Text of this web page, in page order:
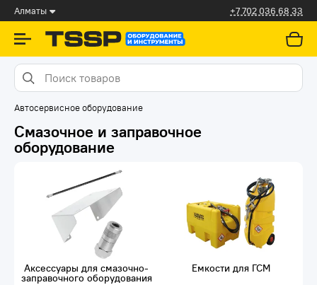
Алматы +7 702 036 68 33
Автосервисное оборудование
Смазочное и заправочное
оборудование
Аксессуары для смазочно-
заправочного оборудования
Емкости для ГСМ